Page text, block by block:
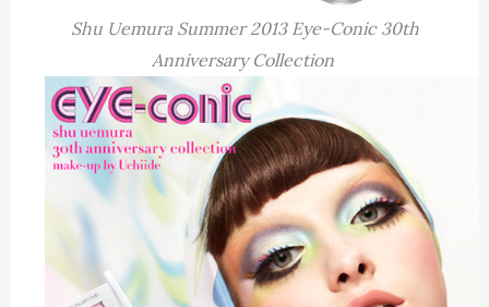
Shu Uemura Summer 2013 Eye-Conic 30th
Anniversary Collection